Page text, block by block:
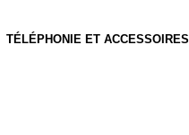
TÉLÉPHONIE ET ACCESSOIRES